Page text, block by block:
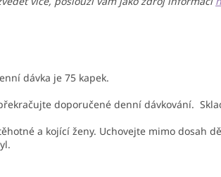
dávka je 75 kapek.
doporučené denní dávkování.
a kojící ženy. Uchovejte mimo dosah